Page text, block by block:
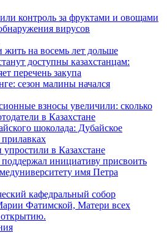
контроль за фруктами и овощами
вирусов
жить на восемь лет дольше
доступны казахстанцам:
перечень закупа
сезон малины начался
взносы увеличили: сколько
в Казахстане
шоколада: Дубайское
в Казахстане
инициативу присвоить
имя Петра
кафедральный собор
Фатимской, Матери всех
открытию.